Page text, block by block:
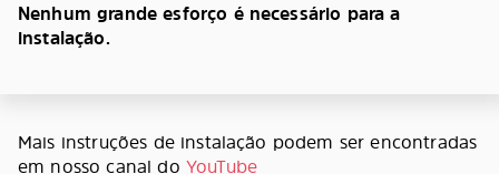
Nenhum grande esforço é necessário para a
instalação.
Mais instruções de instalação podem ser encontradas
em nosso canal do YouTube